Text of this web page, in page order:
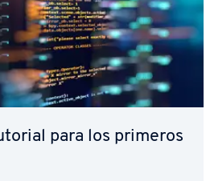
para los primeros